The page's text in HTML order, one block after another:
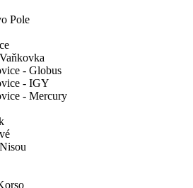
Pole
- Globus
- IGY
- Mercury